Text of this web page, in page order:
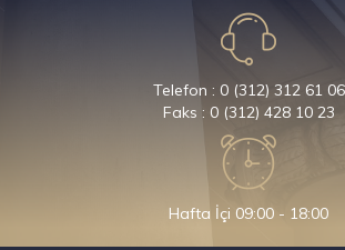
Telefon : 0 (312) 312 61 06
Faks : 0 (312) 428 10 23
Hafta İçi 09:00 - 18:00